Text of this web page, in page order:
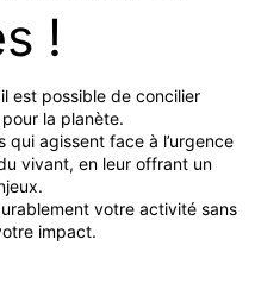
!
est possible de concilier
la planète.
agissent face à l’urgence
vivant, en leur offrant un
votre activité sans
impact.